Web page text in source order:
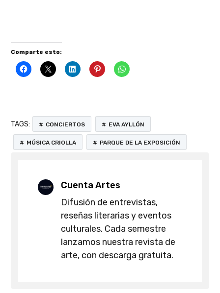
Comparte esto:
TAGS: CONCIERTOS EVA AYLLÓN
MÚSICA CRIOLLA PARQUE DE LA EXPOSICIÓN
Cuenta Artes
Difusión de entrevistas,
reseñas literarias y eventos
culturales. Cada semestre
lanzamos nuestra revista de
arte, con descarga gratuita.